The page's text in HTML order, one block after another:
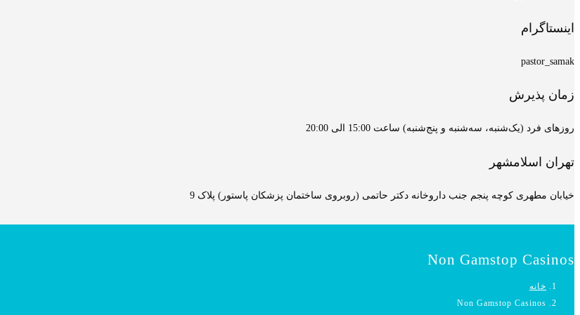
اینستاگرام
pastor_samak
زمان پذیرش
روزهای فرد (یک‌شنبه، سه‌شنبه و پنج‌شنبه) ساعت 15:00 الی 20:00
تهران اسلامشهر
خیابان مطهری کوچه پنجم جنب داروخانه دکتر حاتمی (روبروی ساختمان پزشکان پاستور) پلاک 9
Non Gamstop Casinos
خانه
Non Gamstop Casinos